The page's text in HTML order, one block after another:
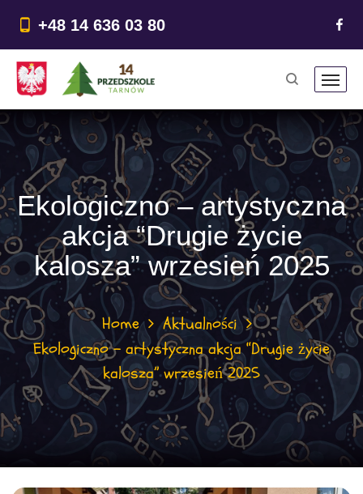
treści
+48 14 636 03 80
Ekologiczno – artystyczna
akcja “Drugie życie
kalosza” wrzesień 2025
Home
Aktualności
Ekologiczno – artystyczna akcja “Drugie życie
kalosza” wrzesień 2025